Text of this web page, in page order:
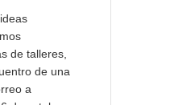
de talleres,
de una
a